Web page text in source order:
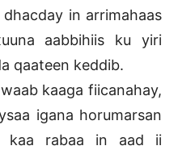
in arrimahaas
aabbihiis ku yiri
qaateen keddib.
kaaga fiicanahay,
igana horumarsan
kaa rabaa in aad ii